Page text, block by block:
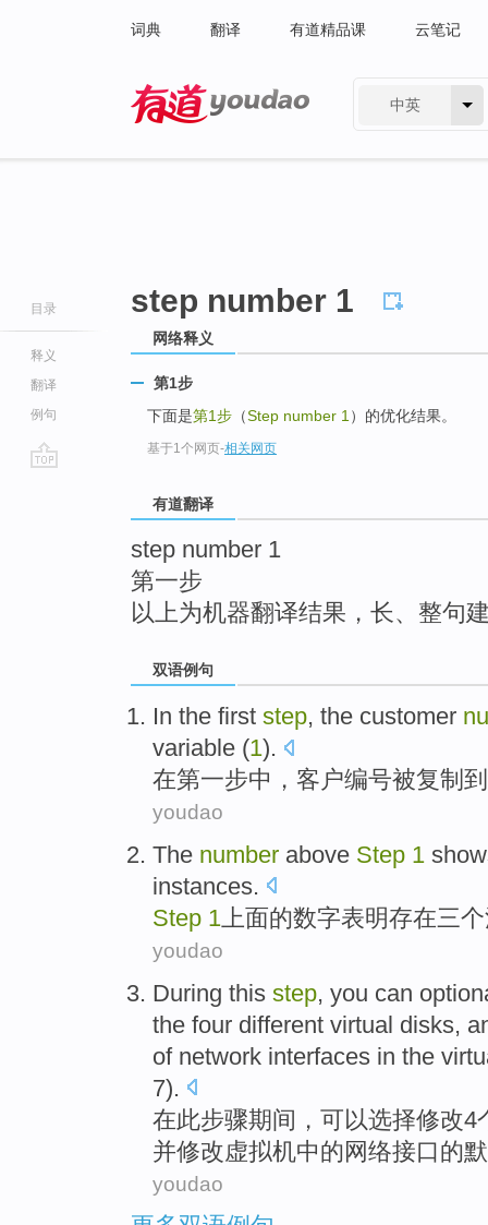
词典 翻译 有道精品课 云笔记
中英
目录
释义
翻译
例句
step number 1
网络释义
第1步
下面是第1步 （Step number 1 ）的优化结果。
基于1个网页-相关网页
有道翻译
step number 1
第一步
以上为机器翻译结果，长、整句
双语例句
In the first step, the customer
variable (1).
在第一步中， 客户编号被复制 到
youdao
The number above Step 1
instances.
Step 1 上面的数字表明存在三个
youdao
During this step, you can
the four different virtual disks,
of network interfaces in the
7).
在此步骤期间， 可以选择修改4
并修改虚拟机中的 网络接口的
youdao